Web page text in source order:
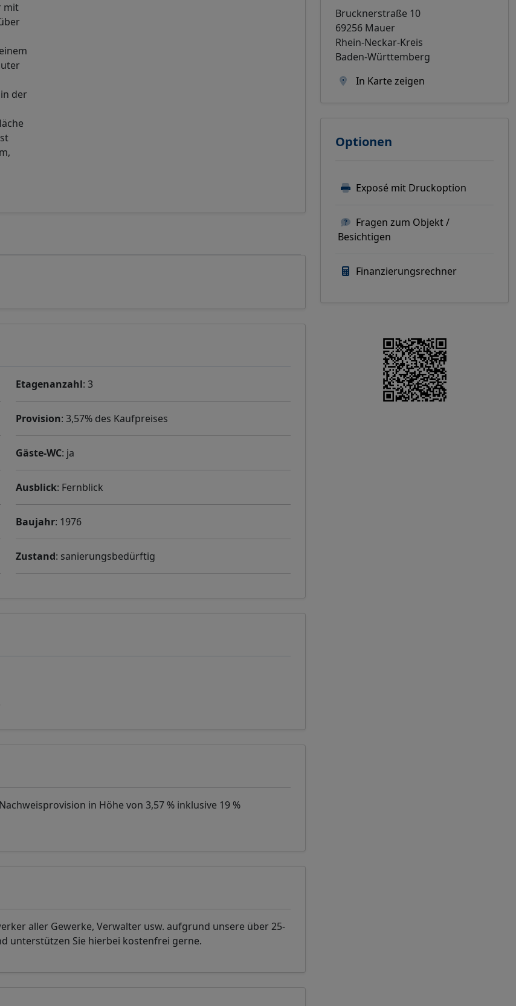
mit
der
Etagenanzahl: 3
Provision: 3,57% des Kaufpreises
Gäste-WC: ja
Ausblick: Fernblick
Baujahr: 1976
Zustand: sanierungsbedürftig
in Höhe von 3,57 % inklusive 19 %
aller Gewerke, Verwalter usw. aufgrund unsere über 25-
unterstützen Sie hierbei kostenfrei gerne.
Brucknerstraße 10
69256 Mauer
Rhein-Neckar-Kreis
Baden-Württemberg
In Karte zeigen
Optionen
Exposé mit Druckoption
Fragen zum Objekt /
Besichtigen
Finanzierungsrechner